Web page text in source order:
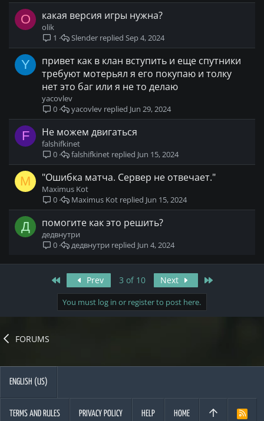
O какая версия игры нужна?
olik
1
Sep 4, 2024
Slender
Y
привет как в клан вступить и еще спутники
требуют мотерьял я его покупаю и толку
нет это баг или я не то делаю
yacovlev
0
Jun 29, 2024
yacovlev
F Не можем двигаться
falshifkinet
0
Jun 15, 2024
falshifkinet
M "Ошибка матча. Сервер не отвечает."
Maximus Kot
0
Jun 15, 2024
Maximus Kot
Д помогите как это решить?
дедвнутри
0
Jun 4, 2024
дедвнутри
Prev 3 of 10 Next
You must log in or register to post here.
FORUMS
ENGLISH (US)
TERMS AND RULES PRIVACY POLICY HELP HOME
R